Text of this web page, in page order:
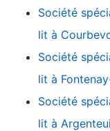
Société
lit à
Société
lit à
Société
lit à